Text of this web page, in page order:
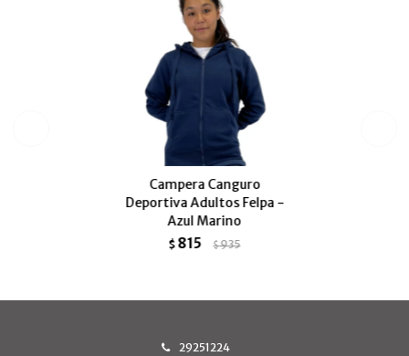
Campera Canguro
Deportiva Adultos Felpa -
Azul Marino
$ 815 $935
29251224